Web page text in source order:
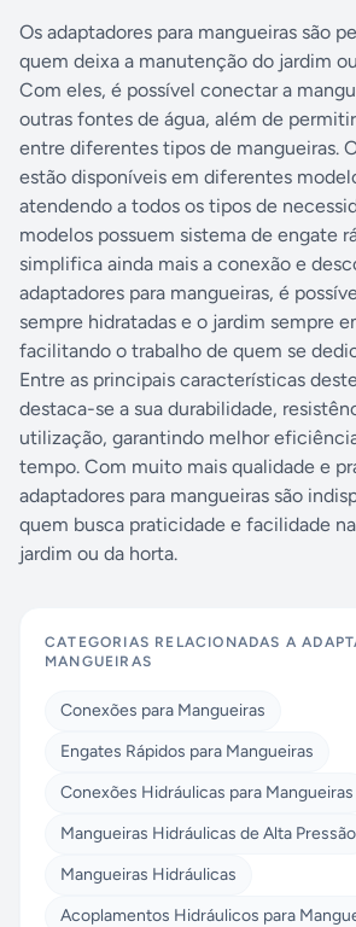
Os adaptadores para mangueiras são
quem deixa a manutenção do jardim
Com eles, é possível conectar a
outras fontes de água, além de
entre diferentes tipos de mangueiras.
estão disponíveis em diferentes
atendendo a todos os tipos de
modelos possuem sistema de engate
simplifica ainda mais a conexão e
adaptadores para mangueiras, é
sempre hidratadas e o jardim sempre
facilitando o trabalho de quem se
Entre as principais características
destaca-se a sua durabilidade,
utilização, garantindo melhor
tempo. Com muito mais qualidade e
adaptadores para mangueiras são
quem busca praticidade e facilidade
jardim ou da horta.
CATEGORIAS RELACIONADAS A
MANGUEIRAS
Conexões para Mangueiras
Engates Rápidos para Mangueiras
Conexões Hidráulicas para Mangueiras
Mangueiras Hidráulicas de Alta Pressão
Mangueiras Hidráulicas
Acoplamentos Hidráulicos para